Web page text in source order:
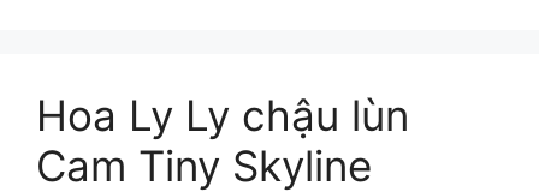
Hoa Ly Ly chậu lùn
Cam Tiny Skyline